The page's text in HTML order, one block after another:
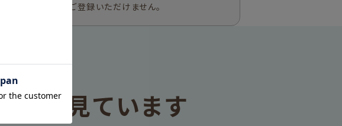
知らせメール」はご登録いただけません。
品も見ています